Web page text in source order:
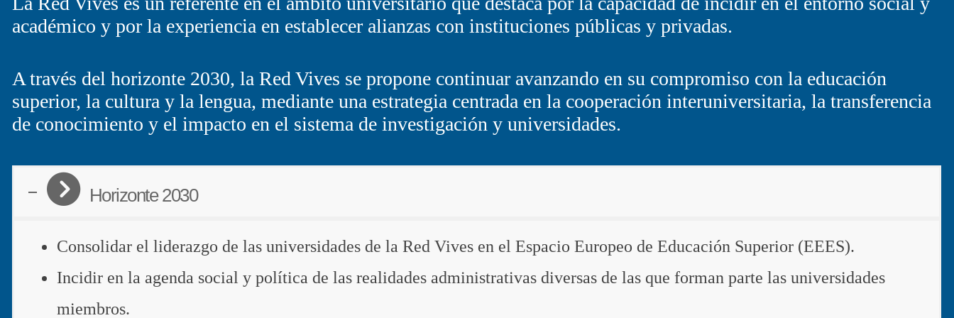
académico y por la experiencia en establecer alianzas con instituciones públicas y privadas.
A través del horizonte 2030, la Red Vives se propone continuar avanzando en su compromiso con la educación
superior, la cultura y la lengua, mediante una estrategia centrada en la cooperación interuniversitaria, la transferencia
de conocimiento y el impacto en el sistema de investigación y universidades.
Horizonte 2030
Consolidar el liderazgo de las universidades de la Red Vives en el Espacio Europeo de Educación Superior (EEES).
Incidir en la agenda social y política de las realidades administrativas diversas de las que forman parte las universidades
miembros.